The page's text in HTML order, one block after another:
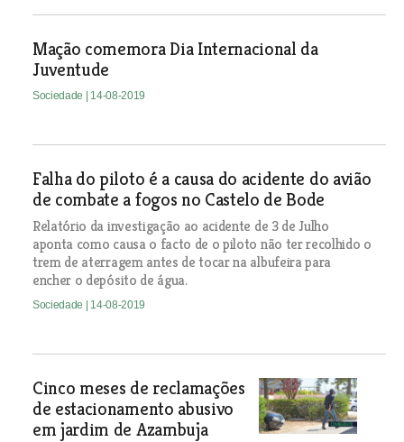
Mação comemora Dia Internacional da
Juventude
Sociedade | 14-08-2019
Falha do piloto é a causa do acidente do avião
de combate a fogos no Castelo de Bode
Relatório da investigação ao acidente de 3 de Julho
aponta como causa o facto de o piloto não ter recolhido o
trem de aterragem antes de tocar na albufeira para
encher o depósito de água.
Sociedade | 14-08-2019
Cinco meses de reclamações
de estacionamento abusivo
em jardim de Azambuja